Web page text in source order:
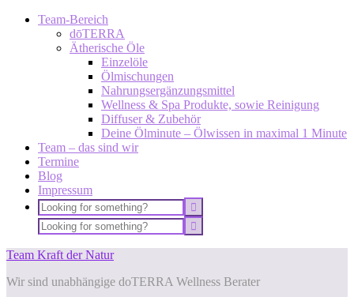
Team-Bereich
dōTERRA
Ätherische Öle
Einzelöle
Ölmischungen
Nahrungsergänzungsmittel
Wellness & Spa Produkte, sowie Reinigung
Diffuser & Zubehör
Deine Ölminute – Ölwissen in maximal 1 Minute
Team – das sind wir
Termine
Blog
Impressum
Team Kraft der Natur
Wir sind unabhängige doTERRA Wellness Berater